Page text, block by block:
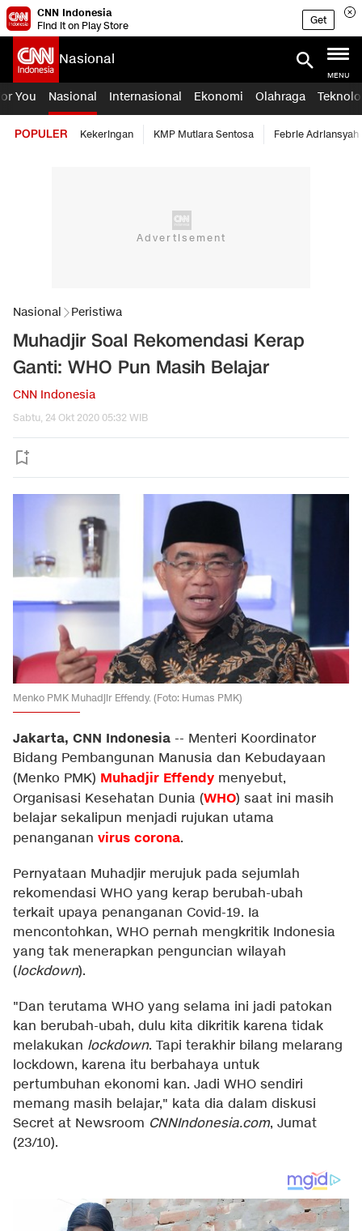
CNN Indonesia
Find it on Play Store
Get
Nasional
MENU
You Nasional Internasional Ekonomi Olahraga
POPULER Kekeringan KMP Mutiara Sentosa Febrie Adriansyah
Nasional Peristiwa
Muhadjir Soal Rekomendasi Kerap
Ganti: WHO Pun Masih Belajar
CNN Indonesia
Sabtu, 24 Okt 2020 05:32 WIB
Menko PMK Muhadjir Effendy. (Foto: Humas PMK)
Jakarta, CNN Indonesia -- Menteri Koordinator
Bidang Pembangunan Manusia dan Kebudayaan
(Menko PMK) Muhadjir Effendy menyebut,
Organisasi Kesehatan Dunia (WHO) saat ini masih
belajar sekalipun menjadi rujukan utama
penanganan virus corona.
Pernyataan Muhadjir merujuk pada sejumlah
rekomendasi WHO yang kerap berubah-ubah
terkait upaya penanganan Covid-19. Ia
mencontohkan, WHO pernah mengkritik Indonesia
yang tak menerapkan penguncian wilayah
(lockdown).
"Dan terutama WHO yang selama ini jadi patokan
kan berubah-ubah, dulu kita dikritik karena tidak
melakukan lockdown. Tapi terakhir bilang melarang
lockdown, karena itu berbahaya untuk
pertumbuhan ekonomi kan. Jadi WHO sendiri
memang masih belajar," kata dia dalam diskusi
Secret at Newsroom CNNIndonesia.com, Jumat
(23/10).